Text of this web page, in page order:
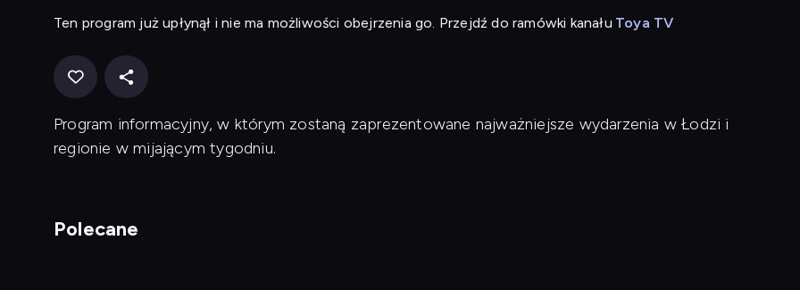
Ten program już upłynął i nie ma możliwości obejrzenia go. Przejdź do ramówki kanału Toya TV
Program informacyjny, w którym zostaną zaprezentowane najważniejsze wydarzenia w Łodzi i
regionie w mijającym tygodniu.
Polecane